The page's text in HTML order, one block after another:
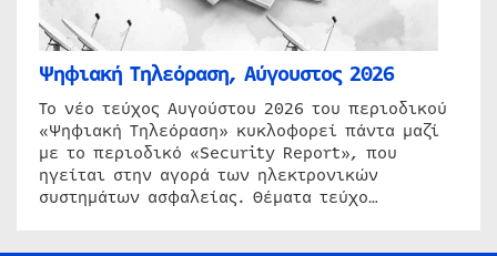
Ψηφιακή Τηλεόραση, Αύγουστος 2026
Το νέο τεύχος Αυγούστου 2026 του περιοδικού
«Ψηφιακή Τηλεόραση» κυκλοφορεί πάντα μαζί
με το περιοδικό «Security Report», που
ηγείται στην αγορά των ηλεκτρονικών
συστημάτων ασφαλείας. Θέματα τεύχο…